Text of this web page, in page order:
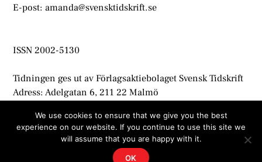
E-post: amanda@svensktidskrift.se
ISSN 2002-5130
Tidningen ges ut av Förlagsaktiebolaget Svensk Tidskrift
Adress: Adelgatan 6, 211 22 Malmö
© Svensk Tidskrift 2021
We use cookies to ensure that we give you the best
experience on our website. If you continue to use this site we
will assume that you are happy with it.
OK